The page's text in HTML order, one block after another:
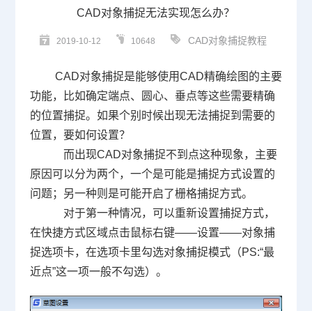
CAD对象捕捉无法实现怎么办？
2019-10-12 10648 CAD对象捕捉教程
CAD对象捕捉是能够使用CAD精确绘图的主要
功能，比如确定端点、圆心、垂点等这些需要精确
的位置捕捉。如果个别时候出现无法捕捉到需要的
位置，要如何设置？
而出现CAD对象捕捉不到点这种现象，主要
原因可以分为两个，一个是可能是捕捉方式设置的
问题；另一种则是可能开启了栅格捕捉方式。
对于第一种情况，可以重新设置捕捉方式，
在快捷方式区域点击鼠标右键——设置——对象捕
捉选项卡，在选项卡里勾选对象捕捉模式（ PS:“最
近点”这一项一般不勾选）。